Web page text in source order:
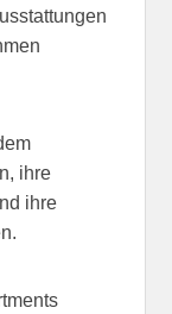
ihre
ihre